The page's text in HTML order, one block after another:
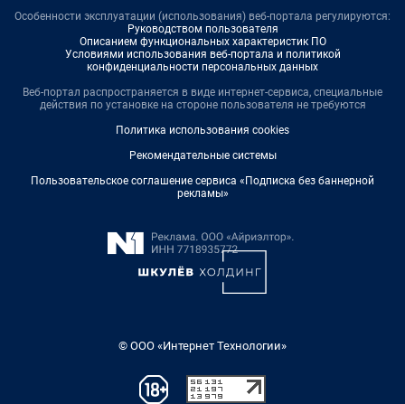
Особенности эксплуатации (использования) веб-портала регулируются:
Руководством пользователя
Описанием функциональных характеристик ПО
Условиями использования веб-портала и политикой
конфиденциальности персональных данных
Веб-портал распространяется в виде интернет-сервиса, специальные
действия по установке на стороне пользователя не требуются
Политика использования cookies
Рекомендательные системы
Пользовательское соглашение сервиса «Подписка без баннерной
рекламы»
© ООО «Интернет Технологии»